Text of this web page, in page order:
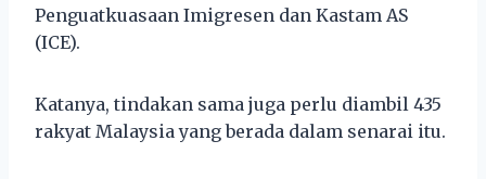
Penguatkuasaan Imigresen dan Kastam AS
(ICE).
Katanya, tindakan sama juga perlu diambil 435
rakyat Malaysia yang berada dalam senarai itu.